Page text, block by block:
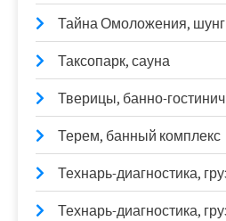
Тайна Омоложения,
Таксопарк, сауна
Тверицы, банно-
Терем, банный комплекс
Технарь-диагностика,
Технарь-диагностика,